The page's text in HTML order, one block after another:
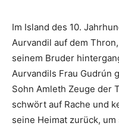
Im Island des 10.
Aurvandil auf dem
seinem Bruder
Aurvandils Frau Gudrún
Sohn Amleth Zeuge der
schwört auf Rache und
seine Heimat zurück,